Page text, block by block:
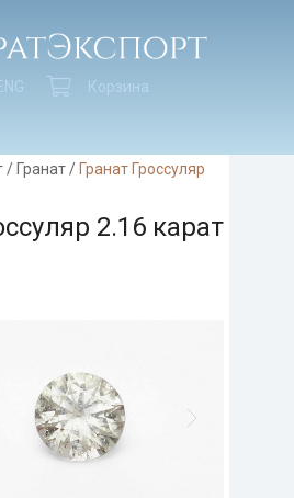
Корзина
/Гранат/Гранат Гроссуляр
2.16 карат